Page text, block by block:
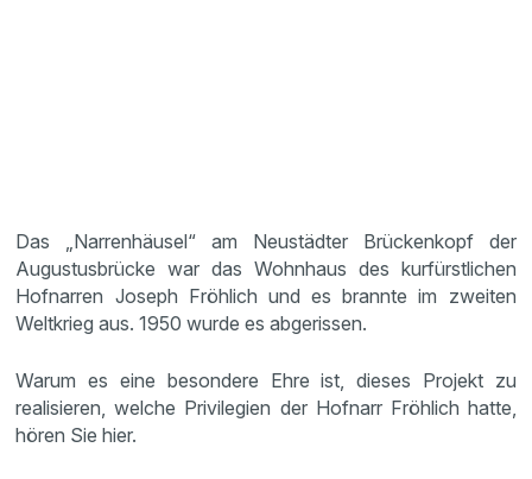
Das „Narrenhäusel“ am Neustädter Brückenkopf der
Augustusbrücke war das Wohnhaus des kurfürstlichen
Hofnarren Joseph Fröhlich und es brannte im zweiten
Weltkrieg aus. 1950 wurde es abgerissen.
Warum es eine besondere Ehre ist, dieses Projekt zu
realisieren, welche Privilegien der Hofnarr Fröhlich hatte,
hören Sie hier.